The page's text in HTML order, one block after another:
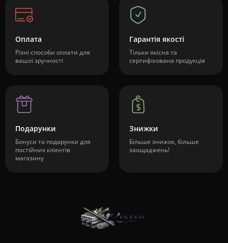
Оплата
Різні способи оплати для
вашої зручності
Гарантія якості
Тільки якісна та
сертифікована продукція
Подарунки
Бонуси та подарунки для
постійних клієнтів
магазину
Знижки
Більше знижок, більше
заощаджень!